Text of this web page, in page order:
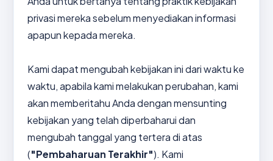
privasi mereka sebelum menyediakan informasi
apapun kepada mereka.
Kami dapat mengubah kebijakan ini dari waktu ke
waktu, apabila kami melakukan perubahan, kami
akan memberitahu Anda dengan mensunting
kebijakan yang telah diperbaharui dan
mengubah tanggal yang tertera di atas
("Pembaharuan Terakhir"). Kami